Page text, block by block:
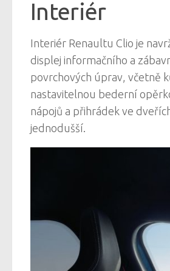
Interiér
Interiér Renaultu Clio je
displej informačního a
povrchových úprav, včetně
nastavitelnou bederní
nápojů a přihrádek ve
jednodušší.